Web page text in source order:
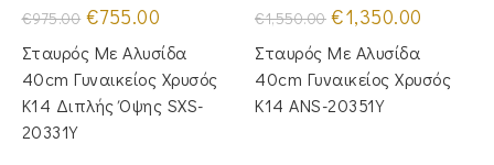
€975.00 Original
price
was:
€975.00.
€755.00
τιμή
είναι:
€755.00.
Σταυρός Με Αλυσίδα
40cm Γυναικείος Χρυσός
Κ14 Διπλής Όψης SXS-
20331Y
€1,550.00 Original
price
was:
€1,550.00.
€1,350.00
€1,350.00.
Σταυρός Με Αλυσίδα
40cm Γυναικείος Χρυσός
Κ14 ANS-20351Y